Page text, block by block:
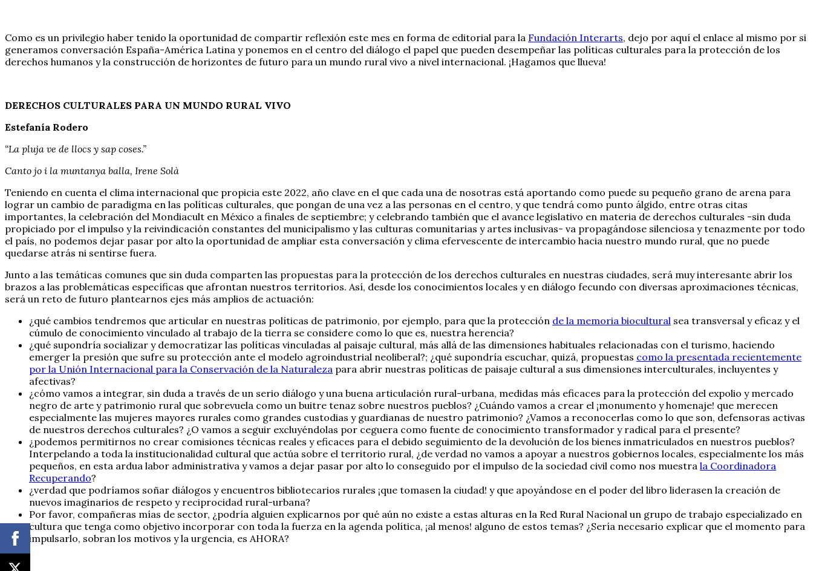
Como es un privilegio haber tenido la oportunidad de compartir reflexión este mes en forma de editorial para la Fundación Interarts, dejo por aquí el enlace al mismo por si
generamos conversación España-América Latina y ponemos en el centro del diálogo el papel que pueden desempeñar las políticas culturales para la protección de los
derechos humanos y la construcción de horizontes de futuro para un mundo rural vivo a nivel internacional. ¡Hagamos que llueva!
DERECHOS CULTURALES PARA UN MUNDO RURAL VIVO
Estefanía Rodero
“La pluja ve de llocs y sap coses.”
Canto jo i la muntanya balla, Irene Solà
Teniendo en cuenta el clima internacional que propicia este 2022, año clave en el que cada una de nosotras está aportando como puede su pequeño grano de arena para
lograr un cambio de paradigma en las políticas culturales, que pongan de una vez a las personas en el centro, y que tendrá como punto álgido, entre otras citas
importantes, la celebración del Mondiacult en México a finales de septiembre; y celebrando también que el avance legislativo en materia de derechos culturales -sin duda
propiciado por el impulso y la reivindicación constantes del municipalismo y las culturas comunitarias y artes inclusivas- va propagándose silenciosa y tenazmente por todo
el país, no podemos dejar pasar por alto la oportunidad de ampliar esta conversación y clima efervescente de intercambio hacia nuestro mundo rural, que no puede
quedarse atrás ni sentirse fuera.
Junto a las temáticas comunes que sin duda comparten las propuestas para la protección de los derechos culturales en nuestras ciudades, será muy interesante abrir los
brazos a las problemáticas específicas que afrontan nuestros territorios. Así, desde los conocimientos locales y en diálogo fecundo con diversas aproximaciones técnicas,
será un reto de futuro plantearnos ejes más amplios de actuación:
¿qué cambios tendremos que articular en nuestras políticas de patrimonio, por ejemplo, para que la protección de la memoria biocultural sea transversal y eficaz y el
cúmulo de conocimiento vinculado al trabajo de la tierra se considere como lo que es, nuestra herencia?
¿qué supondría socializar y democratizar las políticas vinculadas al paisaje cultural, más allá de las dimensiones habituales relacionadas con el turismo, haciendo
emerger la presión que sufre su protección ante el modelo agroindustrial neoliberal?; ¿qué supondría escuchar, quizá, propuestas como la presentada recientemente
por la Unión Internacional para la Conservación de la Naturaleza para abrir nuestras políticas de paisaje cultural a sus dimensiones interculturales, incluyentes y
afectivas?
¿cómo vamos a integrar, sin duda a través de un serio diálogo y una buena articulación rural-urbana, medidas más eficaces para la protección del expolio y mercado
negro de arte y patrimonio rural que sobrevuela como un buitre tenaz sobre nuestros pueblos? ¿Cuándo vamos a crear el ¡monumento y homenaje! que merecen
especialmente las mujeres mayores rurales como grandes custodias y guardianas de nuestro patrimonio? ¿Vamos a reconocerlas como lo que son, defensoras activas
de nuestros derechos culturales? ¿O vamos a seguir excluyéndolas por ceguera como fuente de conocimiento transformador y radical para el presente?
¿podemos permitirnos no crear comisiones técnicas reales y eficaces para el debido seguimiento de la devolución de los bienes inmatriculados en nuestros pueblos?
Interpelando a toda la institucionalidad cultural que actúa sobre el territorio rural, ¿de verdad no vamos a apoyar a nuestros gobiernos locales, especialmente los más
pequeños, en esta ardua labor administrativa y vamos a dejar pasar por alto lo conseguido por el impulso de la sociedad civil como nos muestra la Coordinadora
Recuperando?
¿verdad que podríamos soñar diálogos y encuentros bibliotecarios rurales ¡que tomasen la ciudad! y que apoyándose en el poder del libro liderasen la creación de
nuevos imaginarios de respeto y reciprocidad rural-urbana?
Por favor, compañeras mías de sector, ¿podría alguien explicarnos por qué aún no existe a estas alturas en la Red Rural Nacional un grupo de trabajo especializado en
cultura que tenga como objetivo incorporar con toda la fuerza en la agenda política, ¡al menos! alguno de estos temas? ¿Sería necesario explicar que el momento para
impulsarlo, sobran los motivos y la urgencia, es AHORA?